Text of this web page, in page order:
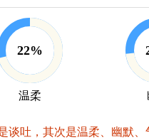
22%
温柔
谈吐，其次是温柔、幽默、